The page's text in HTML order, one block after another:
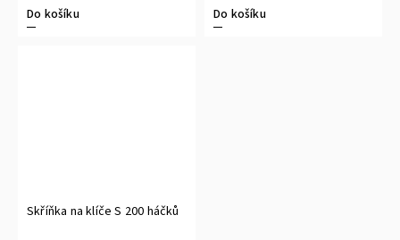
Do košíku Do košíku
Skříňka na klíče S 200 háčků